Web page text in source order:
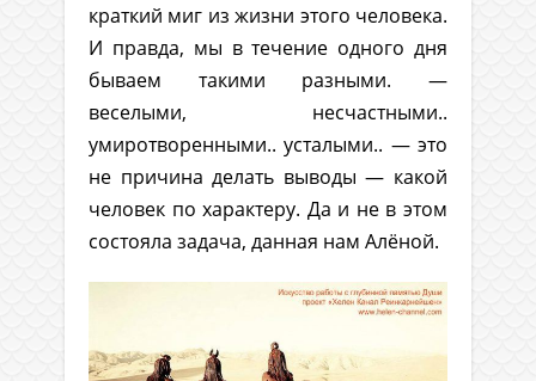
краткий миг из жизни этого человека.
И правда, мы в течение одного дня
бываем такими разными. —
веселыми, несчастными..
умиротворенными.. усталыми.. — это
не причина делать выводы — какой
человек по характеру. Да и не в этом
состояла задача, данная нам Алёной.